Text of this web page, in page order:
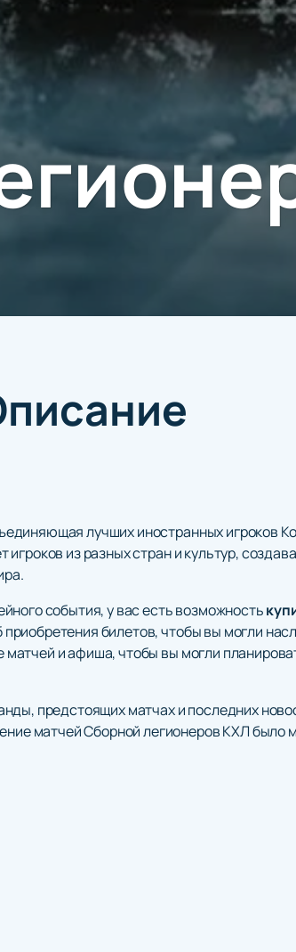
лучших иностранных игроков
из разных стран и культур,
события, у вас есть возможность
билетов, чтобы вы могли
и афиша, чтобы вы могли
предстоящих матчах и последних
матчей Сборной легионеров КХЛ было